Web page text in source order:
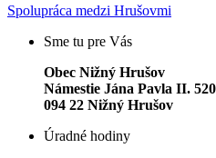
Spolupráca medzi Hrušovmi
Sme tu pre Vás
Obec Nižný Hrušov
Námestie Jána Pavla II. 520
094 22 Nižný Hrušov
Úradné hodiny